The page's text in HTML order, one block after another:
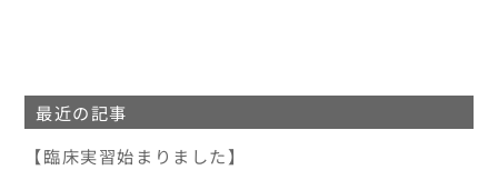
最近の記事
【臨床実習始まりました】